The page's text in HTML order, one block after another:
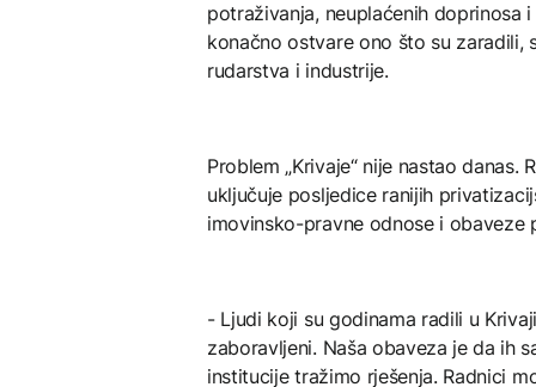
potraživanja, neuplaćenih doprinosa
konačno ostvare ono što su zaradili,
rudarstva i industrije.
Problem „Krivaje“ nije nastao
uključuje posljedice ranijih
imovinsko-pravne odnose i obaveze
- Ljudi koji su godinama radili u
zaboravljeni. Naša obaveza je da ih
institucije tražimo rješenja. Radnici